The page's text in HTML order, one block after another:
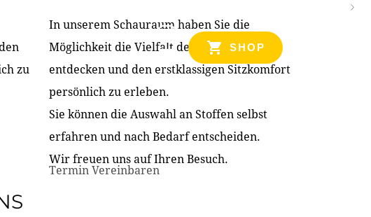
REFERENZEN
SHOP
zu
In unserem Schauraum haben Sie die
Möglichkeit die Vielfalt der Produkte zu
entdecken und den erstklassigen Sitzkomfort
persönlich zu erleben.
Sie können die Auswahl an Stoffen selbst
erfahren und nach Bedarf entscheiden.
Wir freuen uns auf Ihren Besuch.
Termin Vereinbaren